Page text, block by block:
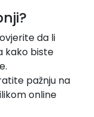
da li
kako biste
pažnju na
online